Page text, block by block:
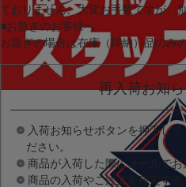
ておりません。大変お手数ですが、
■お急ぎのお客様へ
お急ぎの場合は在庫（即納）品のみ
再入荷お知
入荷お知らせボタンを押下し
ださい。
商品が入荷した際にメールでお
商品の入荷やご注文を確定する